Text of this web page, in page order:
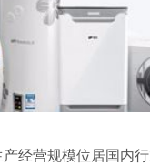
经营规模位居国内